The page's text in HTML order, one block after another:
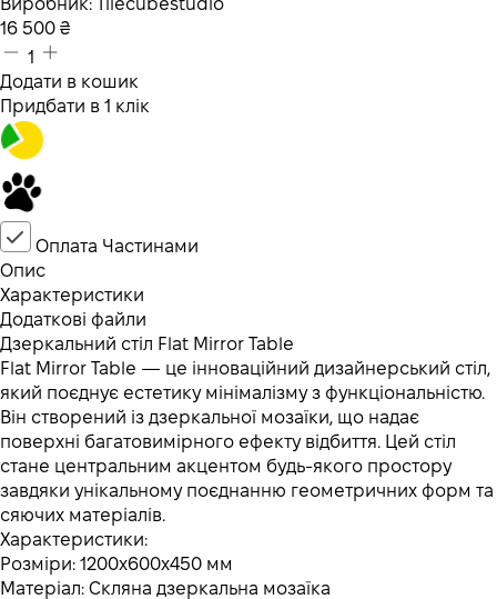
Виробник:
Tilecubestudio
16 500 ₴
1
Додати в кошик
Придбати в 1 клік
Оплата Частинами
Опис
Характеристики
Додаткові файли
Дзеркальний стіл Flat Mirror Table
Flat Mirror Table — це інноваційний дизайнерський стіл,
який поєднує естетику мінімалізму з функціональністю.
Він створений із дзеркальної мозаїки, що надає
поверхні багатовимірного ефекту відбиття. Цей стіл
стане центральним акцентом будь-якого простору
завдяки унікальному поєднанню геометричних форм та
сяючих матеріалів.
Характеристики:
Розміри: 1200х600х450 мм
Матеріал: Скляна дзеркальна мозаїка